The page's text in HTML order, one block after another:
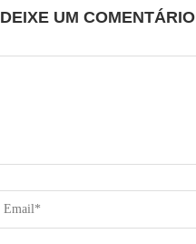
DEIXE UM COMENTÁRIO